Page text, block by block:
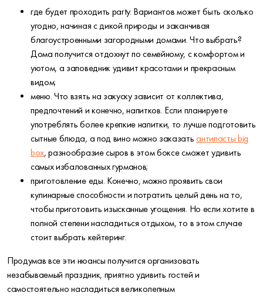
где будет проходить party. Вариантов может быть сколько
угодно, начиная с дикой природы и заканчивая
благоустроенными загородными домами. Что выбрать?
Дома получится отдохнут по семейному, с комфортом и
уютом, а заповедник удивит красотами и прекрасным
видом;
меню. Что взять на закуску зависит от коллектива,
предпочтений и конечно, напитков. Если планируете
употреблять более крепкие напитки, то лучше подготовить
сытные блюда, а под вино можно заказатьантипасты big
box, разнообразие сыров в этом боксе сможет удивить
самых избалованных гурманов;
приготовление еды. Конечно, можно проявить свои
кулинарные способности и потратить целый день на то,
чтобы приготовить изысканные угощения. Но если хотите в
полной степени насладиться отдыхом, то в этом случае
стоит выбрать кейтеринг.
Продумав все эти нюансы получится организовать
незабываемый праздник, приятно удивить гостей и
самостоятельно насладиться великолепным